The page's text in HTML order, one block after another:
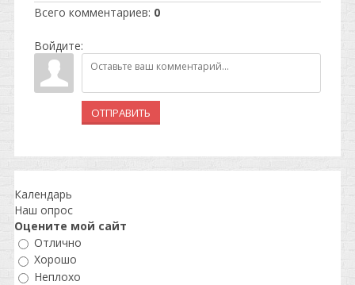
Всего комментариев: 0
Войдите:
ОТПРАВИТЬ
Календарь
Наш опрос
Оцените мой сайт
Отлично
Хорошо
Неплохо